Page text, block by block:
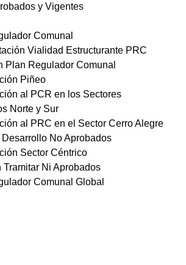
y Vigentes
Comunal
Vialidad Estructurante PRC
Plan Regulador Comunal
Piñeo
al PCR en los Sectores
Norte y Sur
al PRC en el Sector Cerro Alegre
No Aprobados
Sector Céntrico
Tramitar Ni Aprobados
Comunal Global